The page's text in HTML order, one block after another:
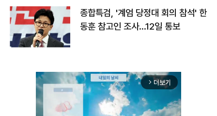
종합특검, '계엄 당정대 회의 참석' 한
동훈 참고인 조사...12일 통보
arrow_forward_ios 더보기